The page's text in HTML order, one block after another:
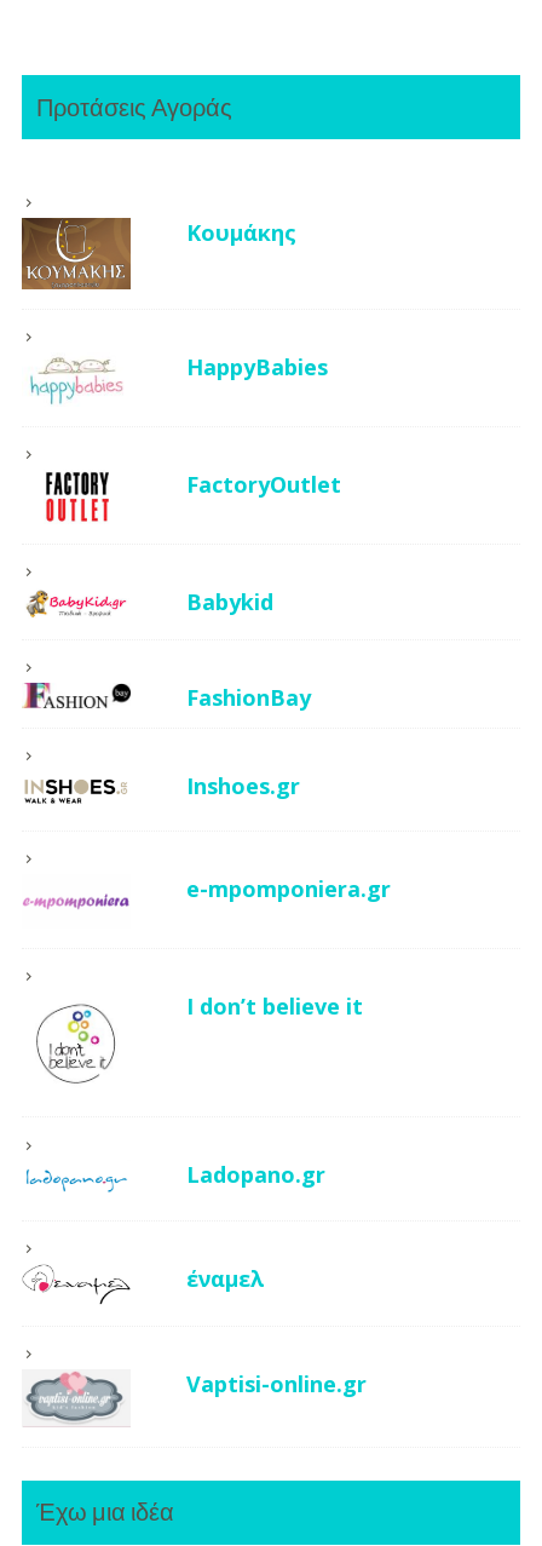
Προτάσεις Αγοράς
Κουμάκης
HappyBabies
FactoryOutlet
Babykid
FashionBay
Inshoes.gr
e-mpomponiera.gr
I don’t believe it
Ladopano.gr
έναμελ
Vaptisi-online.gr
Έχω μια ιδέα